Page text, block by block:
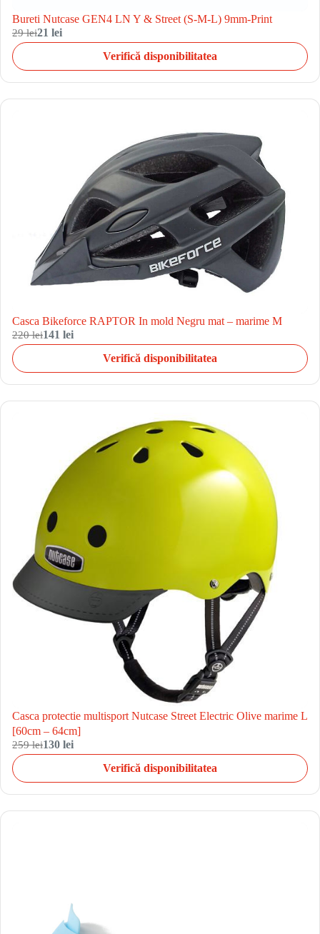
Bureti Nutcase GEN4 LN Y & Street (S-M-L) 9mm-Print
29 lei21 lei
Verifică disponibilitatea
Casca Bikeforce RAPTOR In mold Negru mat – marime M
220 lei141 lei
Verifică disponibilitatea
Casca protectie multisport Nutcase Street Electric Olive marime L
[60cm – 64cm]
259 lei130 lei
Verifică disponibilitatea